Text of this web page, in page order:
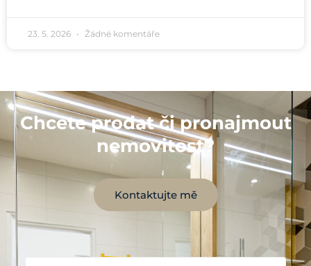
23. 5. 2026 Žádné komentáře
Chcete prodat či pronajmout
nemovitost?
Kontaktujte mě